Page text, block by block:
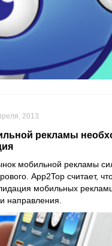
2013
рекламы
мобильной рекламы
App2Top считает,
мобильных
направления.